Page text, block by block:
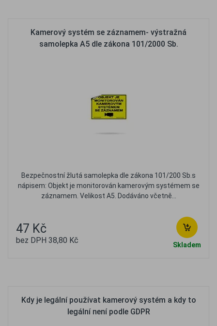
Kamerový systém se záznamem- výstražná
samolepka A5 dle zákona 101/2000 Sb.
Bezpečnostní žlutá samolepka dle zákona 101/200 Sb.s
nápisem: Objekt je monitorován kamerovým systémem se
záznamem. Velikost A5. Dodáváno včetně...
47 Kč
bez DPH 38,80 Kč Skladem
Kdy je legální používat kamerový systém a kdy to
legální není podle GDPR